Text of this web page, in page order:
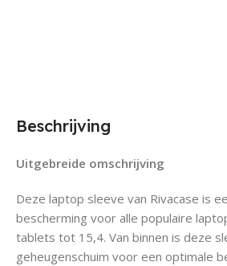
Beschrijving
Uitgebreide omschrijving
Deze laptop sleeve van Rivacase is
bescherming voor alle populaire
tablets tot 15,4. Van binnen is deze
geheugenschuim voor een optimale